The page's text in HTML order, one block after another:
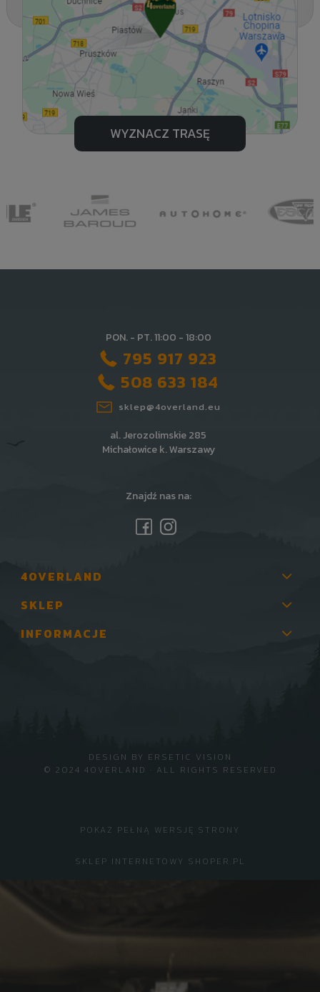
WYZNACZ TRASĘ
PON. - PT. 11:00 - 18:00
795 917 923
508 633 184
sklep@4overland.eu
al. Jerozolimskie 285
Michałowice k. Warszawy
Znajdź nas na:
4OVERLAND
SKLEP
INFORMACJE
© 2024 4OVERLAND · ALL RIGHTS RESERVED
DESIGN BY ERSETIC VISION
POKAŻ PEŁNĄ WERSJĘ STRONY
SKLEP INTERNETOWY SHOPER.PL